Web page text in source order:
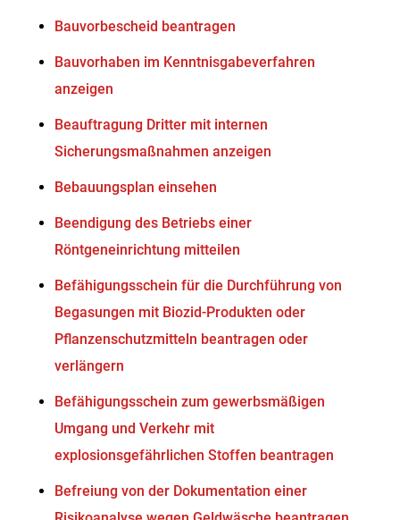
Bauvorbescheid beantragen
Bauvorhaben im Kenntnisgabeverfahren
anzeigen
Beauftragung Dritter mit internen
Sicherungsmaßnahmen anzeigen
Bebauungsplan einsehen
Beendigung des Betriebs einer
Röntgeneinrichtung mitteilen
Befähigungsschein für die Durchführung von
Begasungen mit Biozid-Produkten oder
Pflanzenschutzmitteln beantragen oder
verlängern
Befähigungsschein zum gewerbsmäßigen
Umgang und Verkehr mit
explosionsgefährlichen Stoffen beantragen
Befreiung von der Dokumentation einer